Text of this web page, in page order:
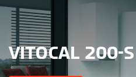
VITOCAL 200-S